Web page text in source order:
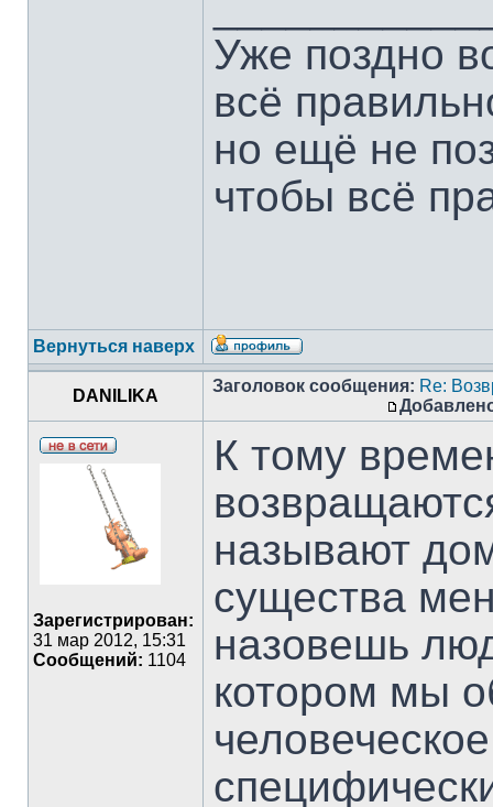
Уже поздно
всё
но ещё не
чтобы всё
Вернуться наверх
DANILIKA
Заголовок сообщения: Re:
Зарегистрирован:
31 мар 2012, 15:31
Сообщений: 1104
К тому
называют
существа
назовешь
котором мы